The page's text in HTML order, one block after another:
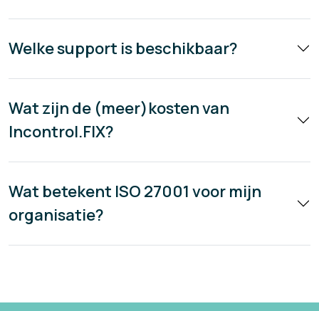
Welke support is beschikbaar?
Wat zijn de (meer)kosten van
Incontrol.FIX?
Wat betekent ISO 27001 voor mijn
organisatie?